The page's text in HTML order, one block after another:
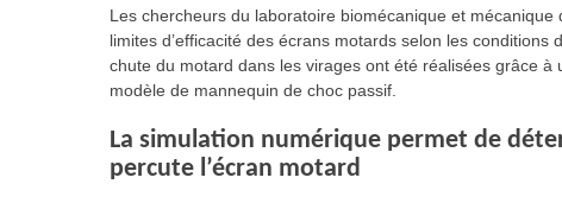
Les chercheurs du laboratoire biomécanique et
limites d’efficacité des écrans motards selon les
chute du motard dans les virages ont été réalisées grâce
modèle de mannequin de choc passif.
La simulation numérique permet de
percute l’écran motard